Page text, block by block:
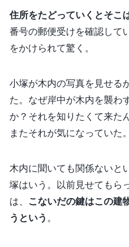
住所をたどっていくとそこ
番号の郵便受けを確認して
をかけられて驚く。
小塚が木内の写真を見せる
た。なぜ岸中が木内を襲わ
か？それを知りたくて来た
またそれが気になっていた。
木内に聞いても関係ないと
塚はいう。以前見せてもら
は、
こないだの鍵はこの建
うという 。